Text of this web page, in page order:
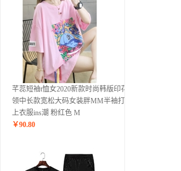
芊蕊短袖t恤女2020新款时尚韩版印花圆
领中长款宽松大码女装胖MM半袖打底
上衣服ins潮 粉红色 M
￥90.80